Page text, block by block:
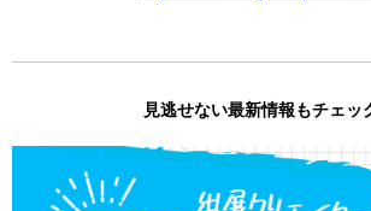
見逃せない最新情報もチェッ